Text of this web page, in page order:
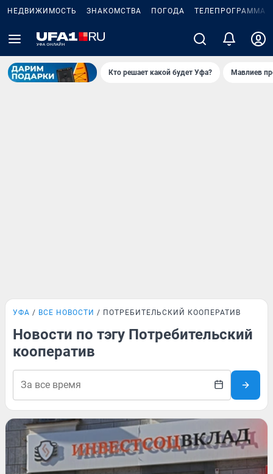
НЕДВИЖИМОСТЬ ЗНАКОМСТВА ПОГОДА ТЕЛЕПРОГРАММА
Кто решает какой будет Уфа? Мавлиев
УФА ВСЕ НОВОСТИ ПОТРЕБИТЕЛЬСКИЙ КООПЕРАТИВ
Новости по тэгу Потребительский
кооператив